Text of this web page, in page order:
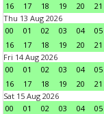
16
17 18 19 20 21
Thu 13 Aug 2026
00
01 02 03 04 05
16
17 18 19 20 21
Fri 14 Aug 2026
00
01 02 03 04 05
16
17 18 19 20 21
Sat 15 Aug 2026
00
01 02 03 04 05